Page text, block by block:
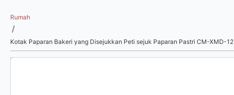
Thai
Rumah
/
Kotak Paparan Bakeri yang Disejukkan Peti sejuk Paparan Pastri CM-XMD-12